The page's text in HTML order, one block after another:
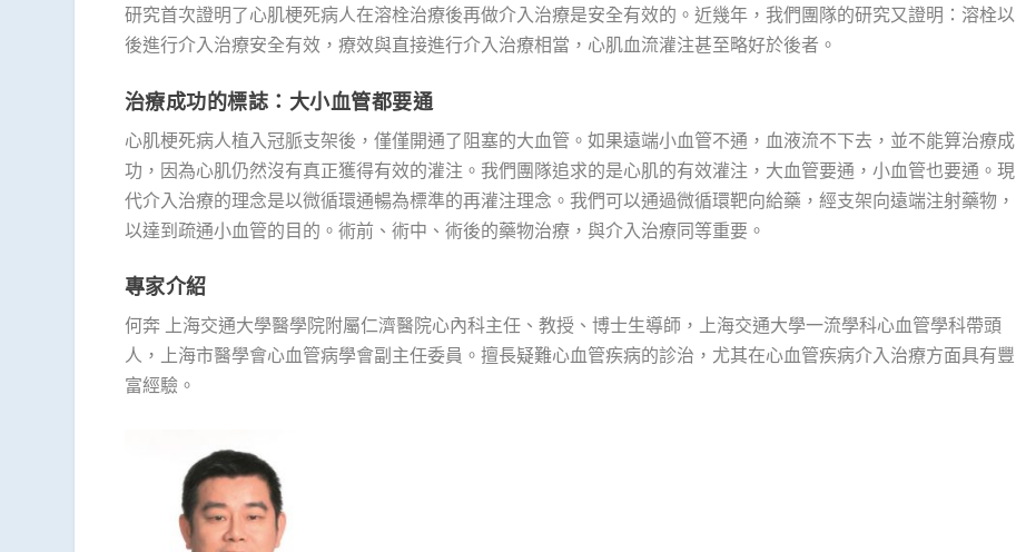
研究首次證明了心肌梗死病人在溶栓治療後再做介入治療是安全有效的。近幾年，我們團隊的研究又證明：溶栓以
後進行介入治療安全有效，療效與直接進行介入治療相當，心肌血流灌注甚至略好於後者。
治療成功的標誌：大小血管都要通
心肌梗死病人植入冠脈支架後，僅僅開通了阻塞的大血管。如果遠端小血管不通，血液流不下去，並不能算治療成
功，因為心肌仍然沒有真正獲得有效的灌注。我們團隊追求的是心肌的有效灌注，大血管要通，小血管也要通。現
代介入治療的理念是以微循環通暢為標準的再灌注理念。我們可以通過微循環靶向給藥，經支架向遠端注射藥物，
以達到疏通小血管的目的。術前、術中、術後的藥物治療，與介入治療同等重要。
專家介紹
何奔 上海交通大學醫學院附屬仁濟醫院心內科主任、教授、博士生導師，上海交通大學一流學科心血管學科帶頭
人，上海市醫學會心血管病學會副主任委員。擅長疑難心血管疾病的診治，尤其在心血管疾病介入治療方面具有豐
富經驗。